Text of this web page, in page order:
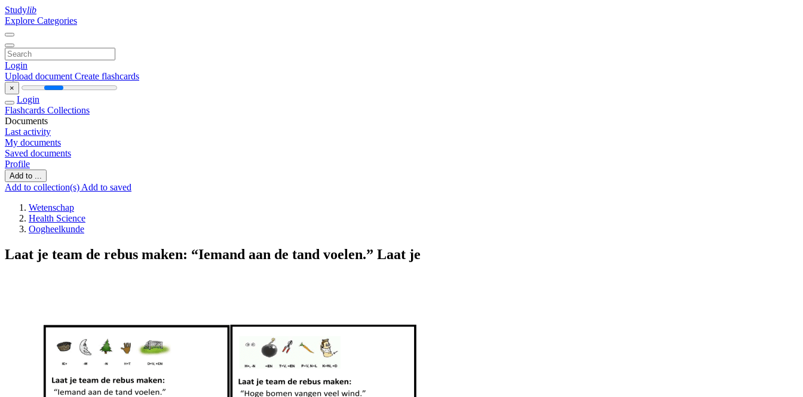
Studylib
Explore Categories
Login
Upload document Create flashcards
×
Login
Flashcards Collections
Documents
Last activity
My documents
Saved documents
Profile
Add to ...
Add to collection(s) Add to saved
Wetenschap
Health Science
Oogheelkunde
Laat je team de rebus maken: “Iemand aan de tand voelen.” Laat je